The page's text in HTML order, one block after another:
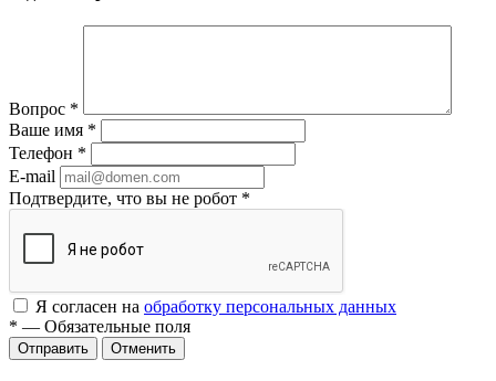
Вопрос *
Ваше имя *
Телефон *
E-mail
Подтвердите, что вы не робот *
Я согласен на обработку персональных данных
* — Обязательные поля
Отменить